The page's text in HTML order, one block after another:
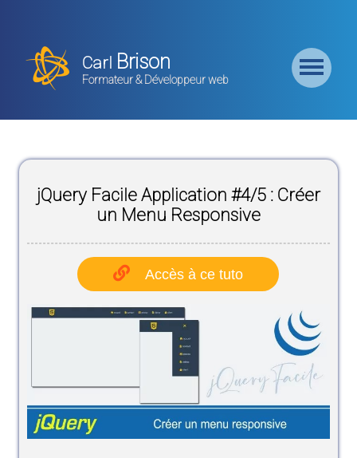
Carl Brison
Formateur & Développeur web
Formation
Backend
Formation
Frontend
Formation
Logiciel
Liste des
Bundles
jQuery Facile Application #4/5 : Créer
un Menu Responsive
Accès à ce tuto